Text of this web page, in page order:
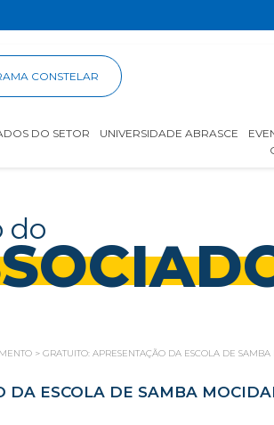
CONSTELAR
DO SETOR UNIVERSIDADE ABRASCE
do
> GRATUITO: APRESENTAÇÃO DA ESCOLA DE
DA ESCOLA DE SAMBA